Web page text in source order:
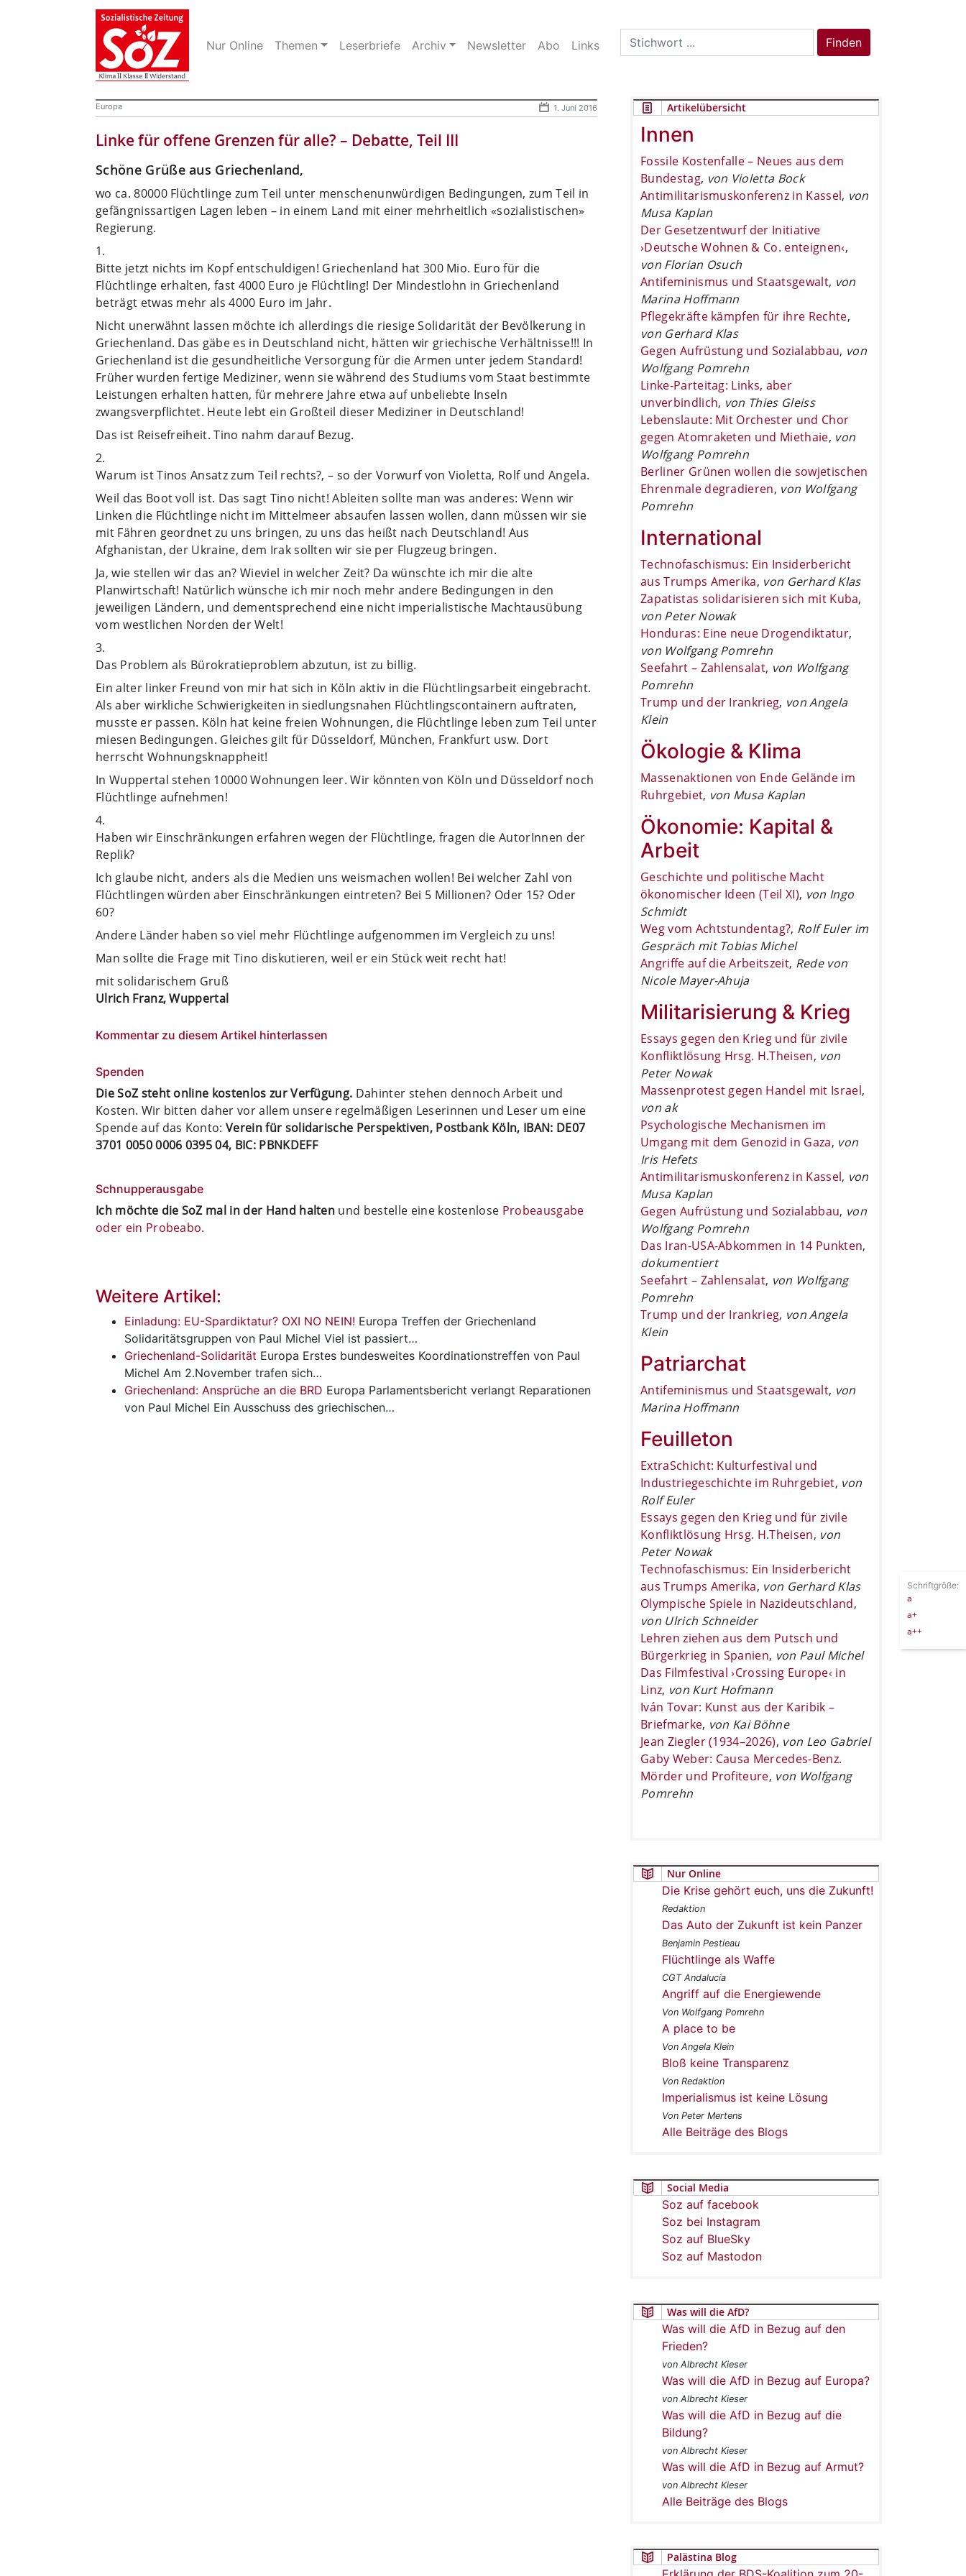
Nur Online Themen Leserbriefe Archiv Newsletter Abo Links
Search
for:
Finden
Europa 1. Juni 2016
Linke für offene Grenzen für alle? – Debatte, Teil III
Schöne Grüße aus Griechenland,
wo ca. 80000 Flüchtlinge zum Teil unter menschenunwürdigen Bedingungen, zum Teil in
gefängnissartigen Lagen leben – in einem Land mit einer mehrheitlich «sozialistischen»
Regierung.
1.
Bitte jetzt nichts im Kopf entschuldigen! Griechenland hat 300 Mio. Euro für die
Flüchtlinge erhalten, fast 4000 Euro je Flüchtling! Der Mindestlohn in Griechenland
beträgt etwas mehr als 4000 Euro im Jahr.
Nicht unerwähnt lassen möchte ich allerdings die riesige Solidarität der Bevölkerung in
Griechenland. Das gäbe es in Deutschland nicht, hätten wir griechische Verhältnisse!!! In
Griechenland ist die gesundheitliche Versorgung für die Armen unter jedem Standard!
Früher wurden fertige Mediziner, wenn sie während des Studiums vom Staat bestimmte
Leistungen erhalten hatten, für mehrere Jahre etwa auf unbeliebte Inseln
zwangsverpflichtet. Heute lebt ein Großteil dieser Mediziner in Deutschland!
Das ist Reisefreiheit. Tino nahm darauf Bezug.
2.
Warum ist Tinos Ansatz zum Teil rechts?, – so der Vorwurf von Violetta, Rolf und Angela.
Weil das Boot voll ist. Das sagt Tino nicht! Ableiten sollte man was anderes: Wenn wir
Linken die Flüchtlinge nicht im Mittelmeer absaufen lassen wollen, dann müssen wir sie
mit Fähren geordnet zu uns bringen, zu uns das heißt nach Deutschland! Aus
Afghanistan, der Ukraine, dem Irak sollten wir sie per Flugzeug bringen.
Ja, wie stellen wir das an? Wieviel in welcher Zeit? Da wünschte ich mir die alte
Planwirtschaft! Natürlich wünsche ich mir noch mehr andere Bedingungen in den
jeweiligen Ländern, und dementsprechend eine nicht imperialistische Machtausübung
vom westlichen Norden der Welt!
3.
Das Problem als Bürokratieproblem abzutun, ist zu billig.
Ein alter linker Freund von mir hat sich in Köln aktiv in die Flüchtlingsarbeit eingebracht.
Als aber wirkliche Schwierigkeiten in siedlungsnahen Flüchtlingscontainern auftraten,
musste er passen. Köln hat keine freien Wohnungen, die Flüchtlinge leben zum Teil unter
miesen Bedingungen. Gleiches gilt für Düsseldorf, München, Frankfurt usw. Dort
herrscht Wohnungsknappheit!
In Wuppertal stehen 10000 Wohnungen leer. Wir könnten von Köln und Düsseldorf noch
Flüchtlinge aufnehmen!
4.
Haben wir Einschränkungen erfahren wegen der Flüchtlinge, fragen die AutorInnen der
Replik?
Ich glaube nicht, anders als die Medien uns weismachen wollen! Bei welcher Zahl von
Flüchtlingen würden aber Einschränkungen eintreten? Bei 5 Millionen? Oder 15? Oder
60?
Andere Länder haben so viel mehr Flüchtlinge aufgenommen im Vergleich zu uns!
Man sollte die Frage mit Tino diskutieren, weil er ein Stück weit recht hat!
mit solidarischem Gruß
Ulrich Franz, Wuppertal
Kommentar zu diesem Artikel hinterlassen
Spenden
Die SoZ steht online kostenlos zur Verfügung. Dahinter stehen dennoch Arbeit und
Kosten. Wir bitten daher vor allem unsere regelmäßigen Leserinnen und Leser um eine
Spende auf das Konto:Verein für solidarische Perspektiven, Postbank Köln, IBAN: DE07
3701 0050 0006 0395 04, BIC: PBNKDEFF
Schnupperausgabe
Ich möchte die SoZ mal in der Hand halten und bestelle eine kostenlose Probeausgabe
oder ein Probeabo.
Weitere Artikel:
Einladung: EU-Spardiktatur? OXI NO NEIN! Europa Treffen der Griechenland
Solidaritätsgruppen von Paul Michel Viel ist passiert…
Griechenland-Solidarität Europa Erstes bundesweites Koordinationstreffen von Paul
Michel Am 2.November trafen sich…
Griechenland: Ansprüche an die BRD Europa Parlamentsbericht verlangt Reparationen
von Paul Michel Ein Ausschuss des griechischen…
Artikelübersicht
Innen
Fossile Kostenfalle – Neues aus dem
Bundestag, von Violetta Bock
Antimilitarismuskonferenz in Kassel, von
Musa Kaplan
Der Gesetzentwurf der Initiative
›Deutsche Wohnen & Co. enteignen‹,
von Florian Osuch
Antifeminismus und Staatsgewalt, von
Marina Hoffmann
Pflegekräfte kämpfen für ihre Rechte,
von Gerhard Klas
Gegen Aufrüstung und Sozialabbau, von
Wolfgang Pomrehn
Linke-Parteitag: Links, aber
unverbindlich, von Thies Gleiss
Lebenslaute: Mit Orchester und Chor
gegen Atomraketen und Miethaie, von
Wolfgang Pomrehn
Berliner Grünen wollen die sowjetischen
Ehrenmale degradieren, von Wolfgang
Pomrehn
International
Technofaschismus: Ein Insiderbericht
aus Trumps Amerika, von Gerhard Klas
Zapatistas solidarisieren sich mit Kuba,
von Peter Nowak
Honduras: Eine neue Drogendiktatur,
von Wolfgang Pomrehn
Seefahrt – Zahlensalat, von Wolfgang
Pomrehn
Trump und der Irankrieg, von Angela
Klein
Ökologie & Klima
Massenaktionen von Ende Gelände im
Ruhrgebiet, von Musa Kaplan
Ökonomie: Kapital &
Arbeit
Geschichte und politische Macht
ökonomischer Ideen (Teil XI), von Ingo
Schmidt
Weg vom Achtstundentag?, Rolf Euler im
Gespräch mit Tobias Michel
Angriffe auf die Arbeitszeit, Rede von
Nicole Mayer-Ahuja
Militarisierung & Krieg
Essays gegen den Krieg und für zivile
Konfliktlösung Hrsg. H.Theisen, von
Peter Nowak
Massenprotest gegen Handel mit Israel,
von ak
Psychologische Mechanismen im
Umgang mit dem Genozid in Gaza, von
Iris Hefets
Antimilitarismuskonferenz in Kassel, von
Musa Kaplan
Gegen Aufrüstung und Sozialabbau, von
Wolfgang Pomrehn
Das Iran-USA-Abkommen in 14 Punkten,
dokumentiert
Seefahrt – Zahlensalat, von Wolfgang
Pomrehn
Trump und der Irankrieg, von Angela
Klein
Patriarchat
Antifeminismus und Staatsgewalt, von
Marina Hoffmann
Feuilleton
ExtraSchicht: Kulturfestival und
Industriegeschichte im Ruhrgebiet, von
Rolf Euler
Essays gegen den Krieg und für zivile
Konfliktlösung Hrsg. H.Theisen, von
Peter Nowak
Technofaschismus: Ein Insiderbericht
aus Trumps Amerika, von Gerhard Klas
Olympische Spiele in Nazideutschland,
von Ulrich Schneider
Lehren ziehen aus dem Putsch und
Bürgerkrieg in Spanien, von Paul Michel
Das Filmfestival ›Crossing Europe‹ in
Linz, von Kurt Hofmann
Iván Tovar: Kunst aus der Karibik –
Briefmarke, von Kai Böhne
Jean Ziegler (1934–2026), von Leo Gabriel
Gaby Weber: Causa Mercedes-Benz.
Mörder und Profiteure, von Wolfgang
Pomrehn
Nur Online
Die Krise gehört euch, uns die Zukunft!
Redaktion
Das Auto der Zukunft ist kein Panzer
Benjamin Pestieau
Flüchtlinge als Waffe
CGT Andalucía
Angriff auf die Energiewende
Von Wolfgang Pomrehn
A place to be
Von Angela Klein
Bloß keine Transparenz
Von Redaktion
Imperialismus ist keine Lösung
Von Peter Mertens
Alle Beiträge des Blogs
Social Media
Soz auf facebook
Soz bei Instagram
Soz auf BlueSky
Soz auf Mastodon
Was will die AfD?
Was will die AfD in Bezug auf den
Frieden?
von Albrecht Kieser
Was will die AfD in Bezug auf Europa?
von Albrecht Kieser
Was will die AfD in Bezug auf die
Bildung?
von Albrecht Kieser
Was will die AfD in Bezug auf Armut?
von Albrecht Kieser
Alle Beiträge des Blogs
Palästina Blog
Schriftgröße:
a
a+
a++